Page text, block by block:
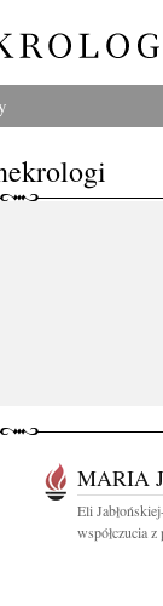
MARIA
Eli
współczucia